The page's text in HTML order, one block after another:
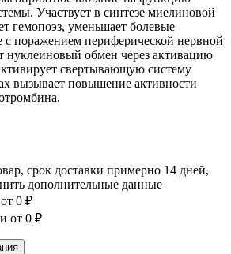
Участвует в синтезе миелиновой
гемопоэз, уменьшает болевые
поражением периферической нервной
нуклеиновый обмен через активацию
свертывающую систему
вызывает повышение активности
срок доставки примерно 14 дней,
дополнительные данные
от 0 ₽
от 0 ₽